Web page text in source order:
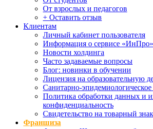
От взрослых и педагогов
+ Оставить отзыв
Клиентам
Личный кабинет пользователя
Информация о сервисе
Новости холдинга
Часто задаваемые вопросы
Блог: новинки в обучении
Лицензия на образовательную
Санитарно-
Политика обработки данных и
конфиденциальность
Свидетельство на товарный знак
Франшиза